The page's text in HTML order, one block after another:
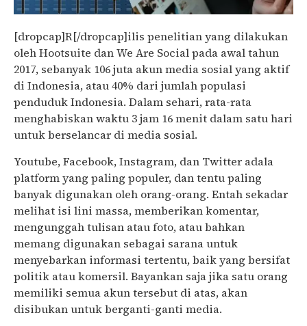
[dropcap]R[/dropcap]ilis penelitian yang dilakukan
oleh Hootsuite dan We Are Social pada awal tahun
2017, sebanyak 106 juta akun media sosial yang aktif
di Indonesia, atau 40% dari jumlah populasi
penduduk Indonesia. Dalam sehari, rata-rata
menghabiskan waktu 3 jam 16 menit dalam satu hari
untuk berselancar di media sosial.
Youtube, Facebook, Instagram, dan Twitter adala
platform yang paling populer, dan tentu paling
banyak digunakan oleh orang-orang. Entah sekadar
melihat isi lini massa, memberikan komentar,
mengunggah tulisan atau foto, atau bahkan
memang digunakan sebagai sarana untuk
menyebarkan informasi tertentu, baik yang bersifat
politik atau komersil. Bayankan saja jika satu orang
memiliki semua akun tersebut di atas, akan
disibukan untuk berganti-ganti media.